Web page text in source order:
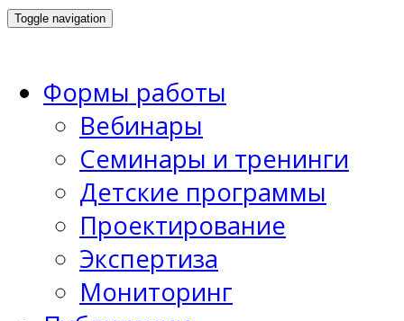
Toggle navigation
Формы работы
Вебинары
Семинары и тренинги
Детские программы
Проектирование
Экспертиза
Мониторинг